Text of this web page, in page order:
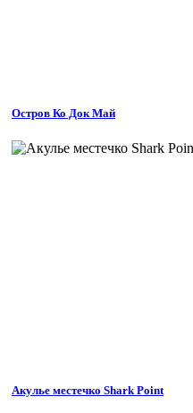
Остров Ко Док Май
Акулье местечко Shark Point